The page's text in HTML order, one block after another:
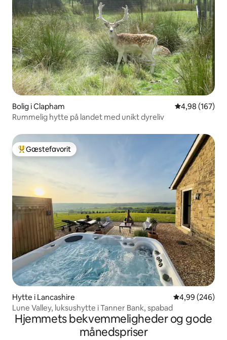
Bolig i Clapham 4,98 ud af 5 i
4,98 (167)
Rummelig hytte på landet med unikt dyreliv
Bedste gæstefavorit
Gæstefavorit
Hytte i Lancashire 4,99 ud af 5 i
4,99 (246)
Lune Valley, luksushytte i Tanner Bank, spabad
Hjemmets bekvemmeligheder og gode
månedspriser